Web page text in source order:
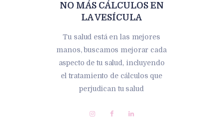
NO MÁS CÁLCULOS EN
LA VESÍCULA
Tu salud está en las mejores
manos, buscamos mejorar cada
aspecto de tu salud, incluyendo
el tratamiento de cálculos que
perjudican tu salud